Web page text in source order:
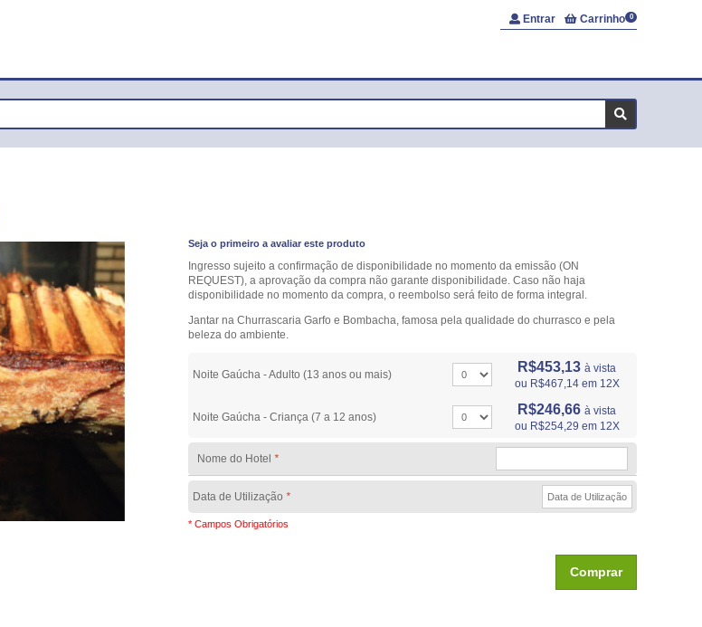
Entrar Carrinho 0
Seja o primeiro a avaliar este produto
Ingresso sujeito a confirmação de disponibilidade no momento da emissão (ON
REQUEST), a aprovação da compra não garante disponibilidade. Caso não haja
disponibilidade no momento da compra, o reembolso será feito de forma integral.
Jantar na Churrascaria Garfo e Bombacha, famosa pela qualidade do churrasco e pela
beleza do ambiente.
Noite Gaúcha - Adulto (13 anos ou mais) R$453,13 à vista
ou R$467,14em 12X
Noite Gaúcha - Criança (7 a 12 anos) R$246,66 à vista
ou R$254,29 em 12X
Nome do Hotel *
Data de Utilização *
* Campos Obrigatórios
Comprar